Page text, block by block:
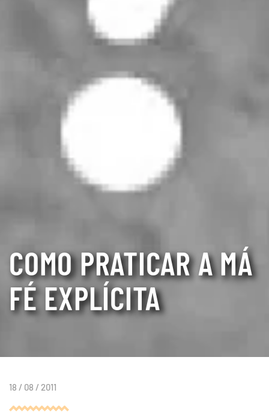
COMO PRATICAR A MÁ
FÉ EXPLÍCITA
18 / 08 / 2011